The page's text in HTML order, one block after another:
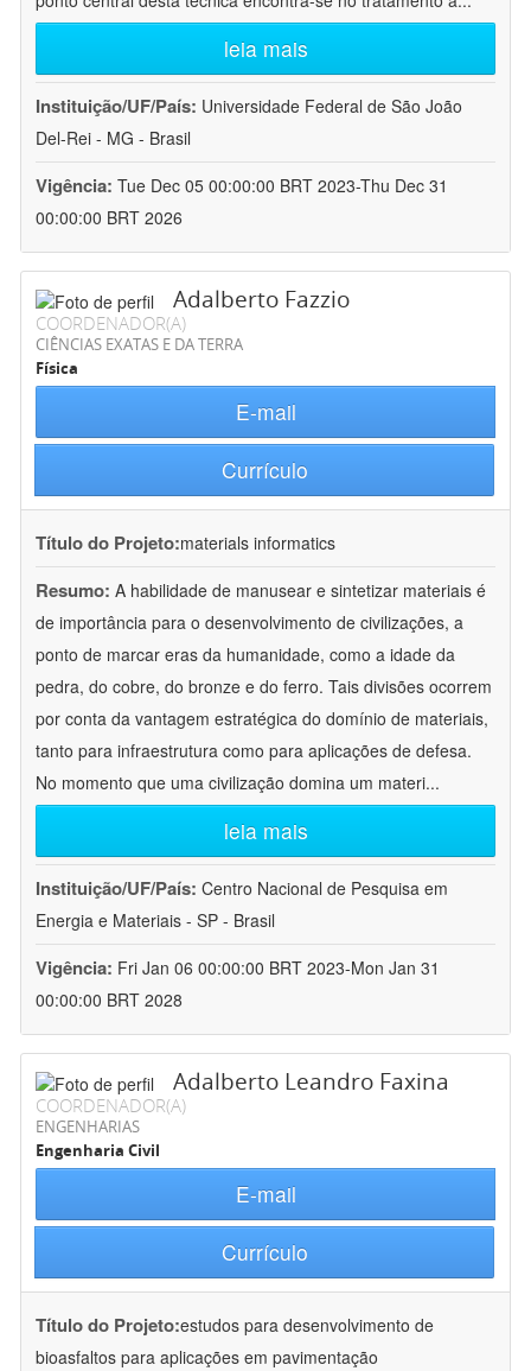
leia mais
Instituição/UF/País: Universidade Federal de São João
Del-Rei - MG - Brasil
Vigência: Tue Dec 05 00:00:00 BRT 2023-Thu Dec 31
00:00:00 BRT 2026
Adalberto Fazzio
COORDENADOR(A)
CIÊNCIAS EXATAS E DA TERRA
Física
E-mail
Currículo
Título do Projeto:materials informatics
Resumo: A habilidade de manusear e sintetizar materiais é
de importância para o desenvolvimento de civilizações, a
ponto de marcar eras da humanidade, como a idade da
pedra, do cobre, do bronze e do ferro. Tais divisões ocorrem
por conta da vantagem estratégica do domínio de materiais,
tanto para infraestrutura como para aplicações de defesa.
No momento que uma civilização domina um materi...
leia mais
Instituição/UF/País: Centro Nacional de Pesquisa em
Energia e Materiais - SP - Brasil
Vigência: Fri Jan 06 00:00:00 BRT 2023-Mon Jan 31
00:00:00 BRT 2028
Adalberto Leandro Faxina
COORDENADOR(A)
ENGENHARIAS
Engenharia Civil
E-mail
Currículo
Título do Projeto:estudos para desenvolvimento de
bioasfaltos para aplicações em pavimentação